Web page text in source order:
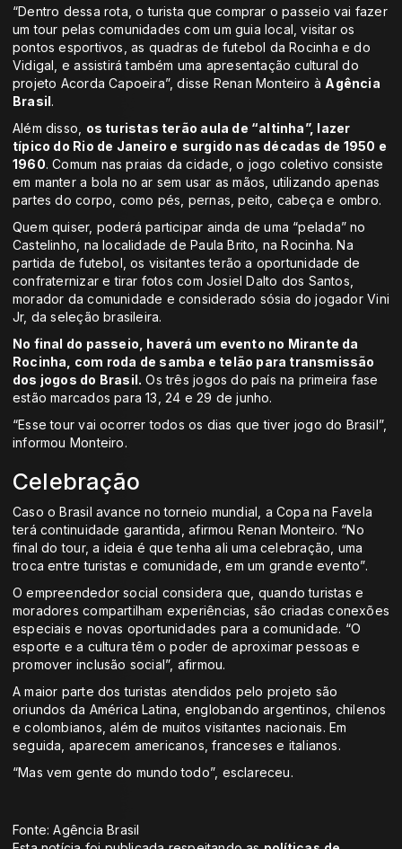
“Dentro dessa rota, o turista que comprar o passeio vai fazer
um tour pelas comunidades com um guia local, visitar os
pontos esportivos, as quadras de futebol da Rocinha e do
Vidigal, e assistirá também uma apresentação cultural do
projeto Acorda Capoeira”, disse Renan Monteiro à Agência
Brasil.
Além disso, os turistas terão aula de “altinha”, lazer
típico do Rio de Janeiro e surgido nas décadas de 1950 e
1960. Comum nas praias da cidade, o jogo coletivo consiste
em manter a bola no ar sem usar as mãos, utilizando apenas
partes do corpo, como pés, pernas, peito, cabeça e ombro.
Quem quiser, poderá participar ainda de uma “pelada” no
Castelinho, na localidade de Paula Brito, na Rocinha. Na
partida de futebol, os visitantes terão a oportunidade de
confraternizar e tirar fotos com Josiel Dalto dos Santos,
morador da comunidade e considerado sósia do jogador Vini
Jr, da seleção brasileira.
No final do passeio, haverá um evento no Mirante da
Rocinha, com roda de samba e telão para transmissão
dos jogos do Brasil. Os três jogos do país na primeira fase
estão marcados para 13, 24 e 29 de junho.
“Esse tour vai ocorrer todos os dias que tiver jogo do Brasil”,
informou Monteiro.
Celebração
Caso o Brasil avance no torneio mundial, a Copa na Favela
terá continuidade garantida, afirmou Renan Monteiro. “No
final do tour, a ideia é que tenha ali uma celebração, uma
troca entre turistas e comunidade, em um grande evento”.
O empreendedor social considera que, quando turistas e
moradores compartilham experiências, são criadas conexões
especiais e novas oportunidades para a comunidade. “O
esporte e a cultura têm o poder de aproximar pessoas e
promover inclusão social”, afirmou.
A maior parte dos turistas atendidos pelo projeto são
oriundos da América Latina, englobando argentinos, chilenos
e colombianos, além de muitos visitantes nacionais. Em
seguida, aparecem americanos, franceses e italianos.
“Mas vem gente do mundo todo”, esclareceu.
Fonte: Agência Brasil